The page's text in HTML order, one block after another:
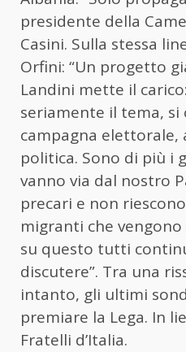
presidente della
Casini. Sulla stessa
Orfini: “Un progetto
Landini mette il
seriamente il tema,
campagna elettorale,
politica. Sono di più i
vanno via dal nostro
precari e non
migranti che vengono
su questo tutti
discutere”. Tra una
intanto, gli ultimi
premiare la Lega. In
Fratelli d’Italia.